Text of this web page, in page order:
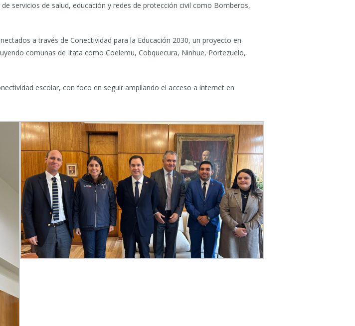
servicios de salud, educación y redes de protección civil como Bomberos,
a través de Conectividad para la Educación 2030, un proyecto en
comunas de Itata como Coelemu, Cobquecura, Ninhue, Portezuelo,
escolar, con foco en seguir ampliando el acceso a internet en